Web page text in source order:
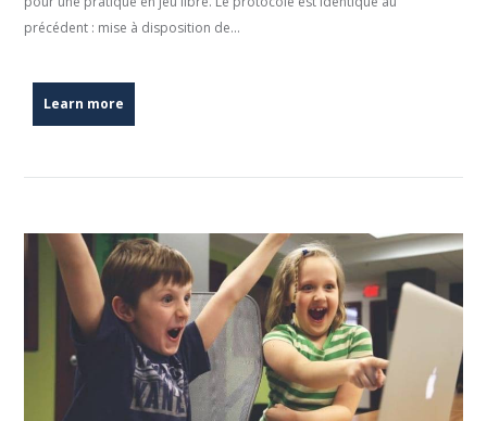
précédent : mise à disposition de...
Learn more